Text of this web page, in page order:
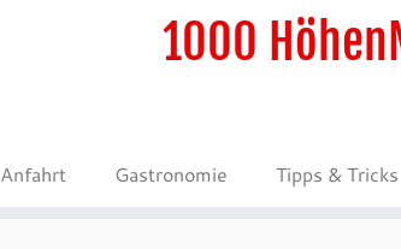
1000
Anfahrt Gastronomie Tipps & Tricks